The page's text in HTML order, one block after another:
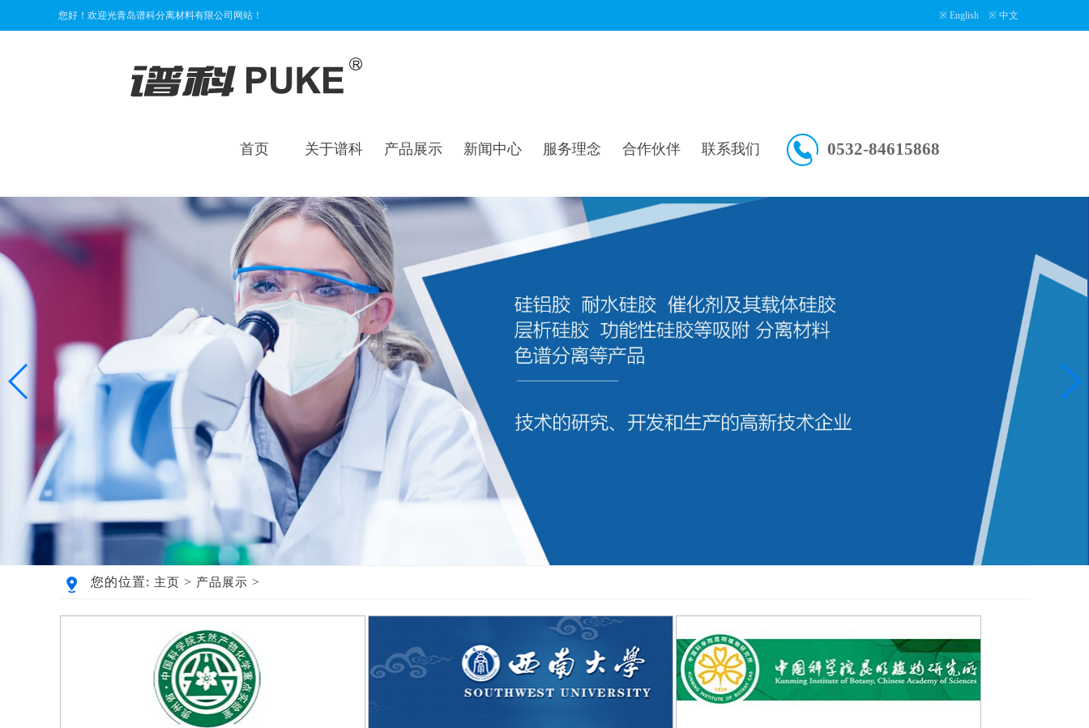
您好！欢迎光青岛谱科分离材料有限公司网站！ ※ English ※ 中文
首页 关于谱科 产品展示 新闻中心 服务理念 合作伙伴 联系我们 0532-84615868
您的位置: 主页 > 产品展示 >